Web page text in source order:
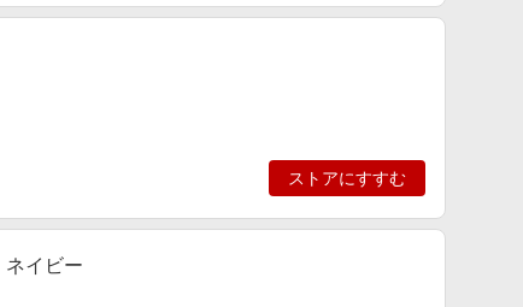
ストアにすすむ
ネイビー